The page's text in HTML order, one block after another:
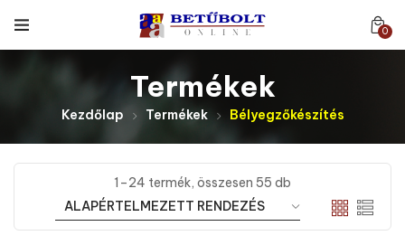
0
Termékek
Kezdőlap Termékek Bélyegzőkészítés
1–24 termék, összesen 55 db